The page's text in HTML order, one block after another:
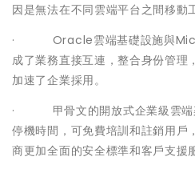
因是無法在不同雲端平台之間移動
· Oracle雲端基礎設施與
成了業務直接互連，整合身份管理
加速了企業採用。
· 甲骨文的開放式企業級雲端
停機時間，可免費培訓和註銷用戶
商更加全面的安全標準和客戶支援